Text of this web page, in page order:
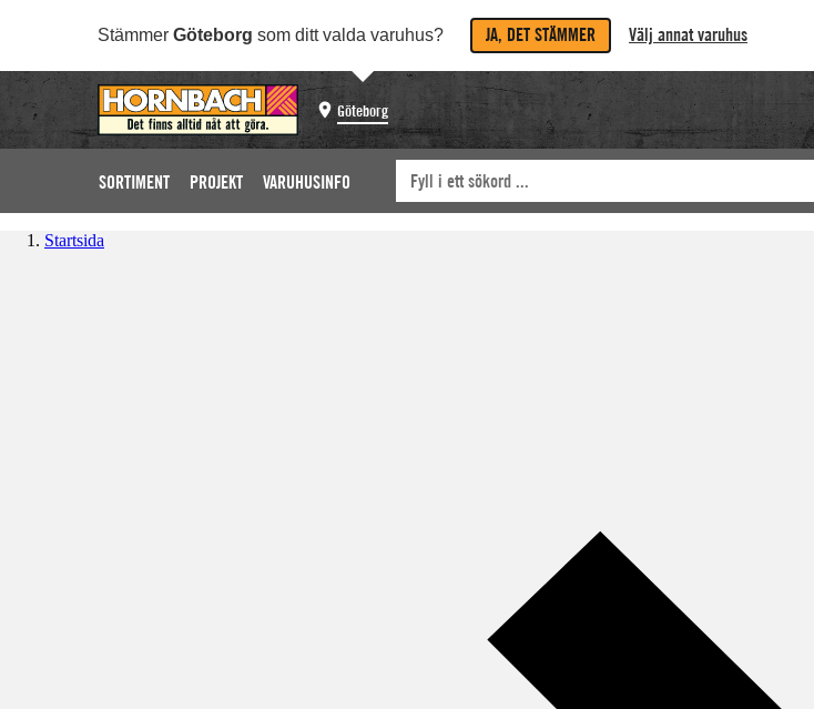
Stämmer Göteborg som ditt valda varuhus? JA, DET STÄMMER Välj annat varuhus
Göteborg
SORTIMENT PROJEKT VARUHUSINFO
Startsida